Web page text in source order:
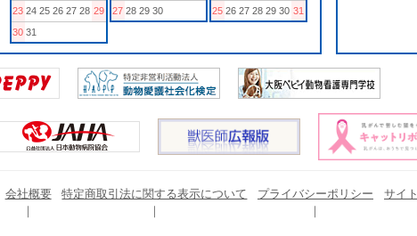
23 24 25 26 27 28 29
30 31
27 28 29 30
25 26 27 28 29 30 31
会社概要 特定商取引法に関する表示について プライバシーポリシー サイ